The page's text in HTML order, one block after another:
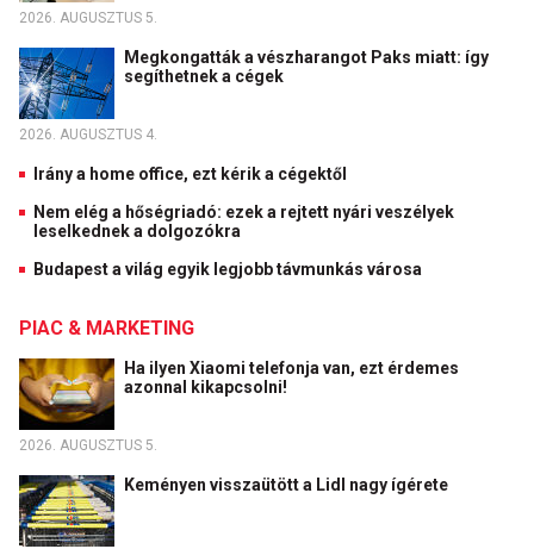
2026. AUGUSZTUS 5.
Megkongatták a vészharangot Paks miatt: így
segíthetnek a cégek
2026. AUGUSZTUS 4.
Irány a home office, ezt kérik a cégektől
Nem elég a hőségriadó: ezek a rejtett nyári veszélyek
leselkednek a dolgozókra
Budapest a világ egyik legjobb távmunkás városa
PIAC & MARKETING
Ha ilyen Xiaomi telefonja van, ezt érdemes
azonnal kikapcsolni!
2026. AUGUSZTUS 5.
Keményen visszaütött a Lidl nagy ígérete